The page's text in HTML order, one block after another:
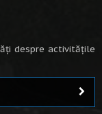
despre activitățile